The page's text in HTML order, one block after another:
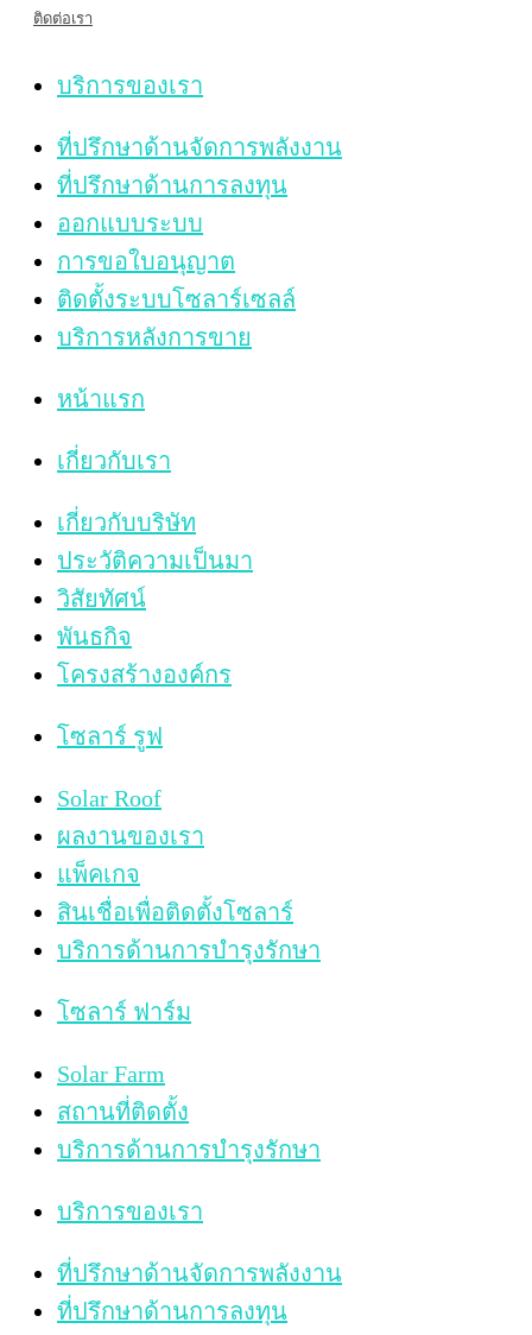
ติดต่อเรา
บริการของเรา
ที่ปรึกษาด้านจัดการพลังงาน
ที่ปรึกษาด้านการลงทุน
ออกแบบระบบ
การขอใบอนุญาต
ติดตั้งระบบโซลาร์เซลล์
บริการหลังการขาย
หน้าแรก
เกี่ยวกับเรา
เกี่ยวกับบริษัท
ประวัติความเป็นมา
วิสัยทัศน์
พันธกิจ
โครงสร้างองค์กร
โซลาร์ รูฟ
Solar Roof
ผลงานของเรา
แพ็คเกจ
สินเชื่อเพื่อติดตั้งโซลาร์
บริการด้านการบำรุงรักษา
โซลาร์ ฟาร์ม
Solar Farm
สถานที่ติดตั้ง
บริการด้านการบำรุงรักษา
บริการของเรา
ที่ปรึกษาด้านจัดการพลังงาน
ที่ปรึกษาด้านการลงทุน